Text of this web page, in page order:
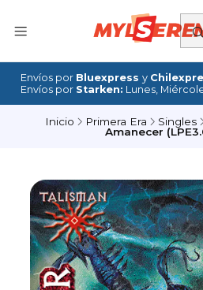
Envíos por Bluexpress y
Envíos por Starken: Lunes,
Inicio Primera Era Singles
Amanecer